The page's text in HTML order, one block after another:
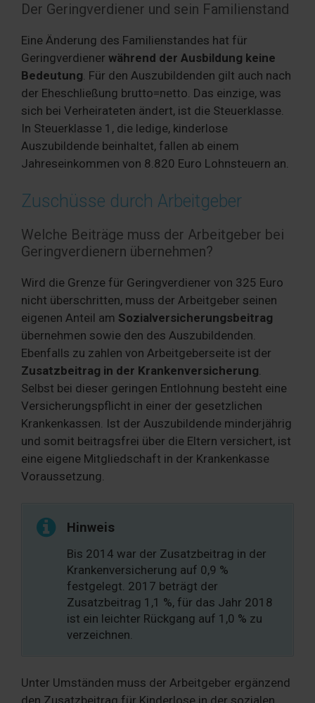
Der Geringverdiener und sein Familienstand
Eine Änderung des Familienstandes hat für
Geringverdiener während der Ausbildung keine
Bedeutung. Für den Auszubildenden gilt auch nach
der Eheschließung brutto=netto. Das einzige, was
sich bei Verheirateten ändert, ist die Steuerklasse.
In Steuerklasse 1, die ledige, kinderlose
Auszubildende beinhaltet, fallen ab einem
Jahreseinkommen von 8.820 Euro Lohnsteuern an.
Zuschüsse durch Arbeitgeber
Welche Beiträge muss der Arbeitgeber bei
Geringverdienern übernehmen?
Wird die Grenze für Geringverdiener von 325 Euro
nicht überschritten, muss der Arbeitgeber seinen
eigenen Anteil am Sozialversicherungsbeitrag
übernehmen sowie den des Auszubildenden.
Ebenfalls zu zahlen von Arbeitgeberseite ist der
Zusatzbeitrag in der Krankenversicherung
Selbst bei dieser geringen Entlohnung besteht eine
Versicherungspflicht in einer der gesetzlichen
Krankenkassen. Ist der Auszubildende minderjährig
und somit beitragsfrei über die Eltern versichert, ist
eine eigene Mitgliedschaft in der Krankenkasse
Voraussetzung.
Hinweis
Bis 2014 war der Zusatzbeitrag in der
Krankenversicherung auf 0,9 %
festgelegt. 2017 beträgt der
Zusatzbeitrag 1,1 %, für das Jahr 2018
ist ein leichter Rückgang auf 1,0 % zu
verzeichnen.
Unter Umständen muss der Arbeitgeber ergänzend